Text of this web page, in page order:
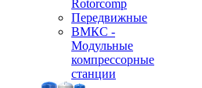
Rotorcomp
Передвижные
ВМКС -
Модульные
компрессорные
станции